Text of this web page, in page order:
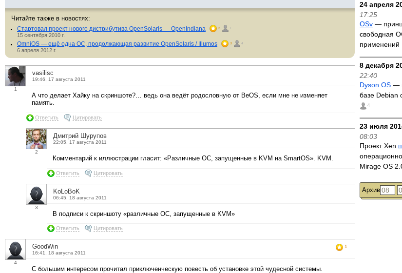
Читайте также в новостях:
Стартовал проект нового дистрибутива OpenSolaris — OpenIndiana 3 1
15 сентября 2010 г.
OmniOS — ещё одна ОС, продолжающая развитие OpenSolaris / Illumos 3 4
6 апреля 2012 г.
1
vasilisc
19:46, 17 августа 2011
А что делает Хайку на скриншоте?… ведь она ведёт родословную от BeOS, если мне не изменяет
память.
Ответить Цитировать
2
Дмитрий Шурупов
22:05, 17 августа 2011
Комментарий к иллюстрации гласит: «Различные ОС, запущенные в KVM на SmartOS». KVM.
Ответить Цитировать
3
KoLoBoK
06:45, 18 августа 2011
В подписи к скриншоту «различные ОС, запущенные в KVM»
Ответить Цитировать
4
GoodWin
16:41, 18 августа 2011
1
С большим интересом прочитал приключенческую повесть об установке этой чудесной системы.
24 апреля
17:25
OSv —
свободная
применений
8 декабря
22:40
Dyson OS —
базе Debian
4
23 июля
08:03
Проект Xen
Mirage OS
Архив